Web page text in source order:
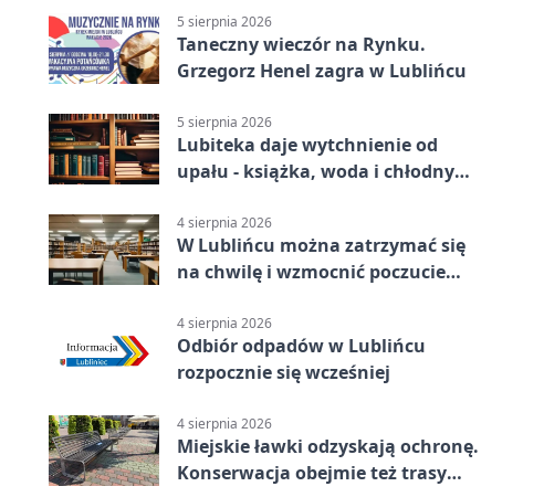
5 sierpnia 2026
Taneczny wieczór na Rynku.
Grzegorz Henel zagra w Lublińcu
5 sierpnia 2026
Lubiteka daje wytchnienie od
upału - książka, woda i chłodny
4 sierpnia 2026
W Lublińcu można zatrzymać się
na chwilę i wzmocnić poczucie
4 sierpnia 2026
Odbiór odpadów w Lublińcu
rozpocznie się wcześniej
4 sierpnia 2026
Miejskie ławki odzyskają ochronę.
Konserwacja obejmie też trasy